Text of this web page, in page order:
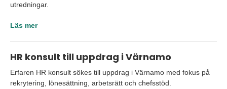
utredningar.
Läs mer
HR konsult till uppdrag i Värnamo
Erfaren HR konsult sökes till uppdrag i Värnamo med fokus på
rekrytering, lönesättning, arbetsrätt och chefsstöd.